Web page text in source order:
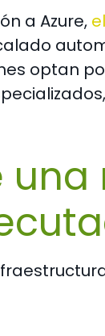
a Azure,
optan